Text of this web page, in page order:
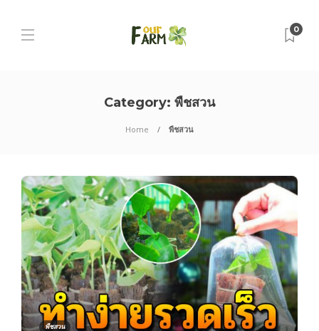
0
Category: พืชสวน
Home พืชสวน
พืชสวน